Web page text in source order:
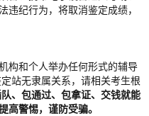
纪行为，将取消鉴定成绩，
构和个人举办任何形式的辅导
站无隶属关系，请相关考生根
、包通过、包拿证、交钱就能
高警惕，谨防受骗。